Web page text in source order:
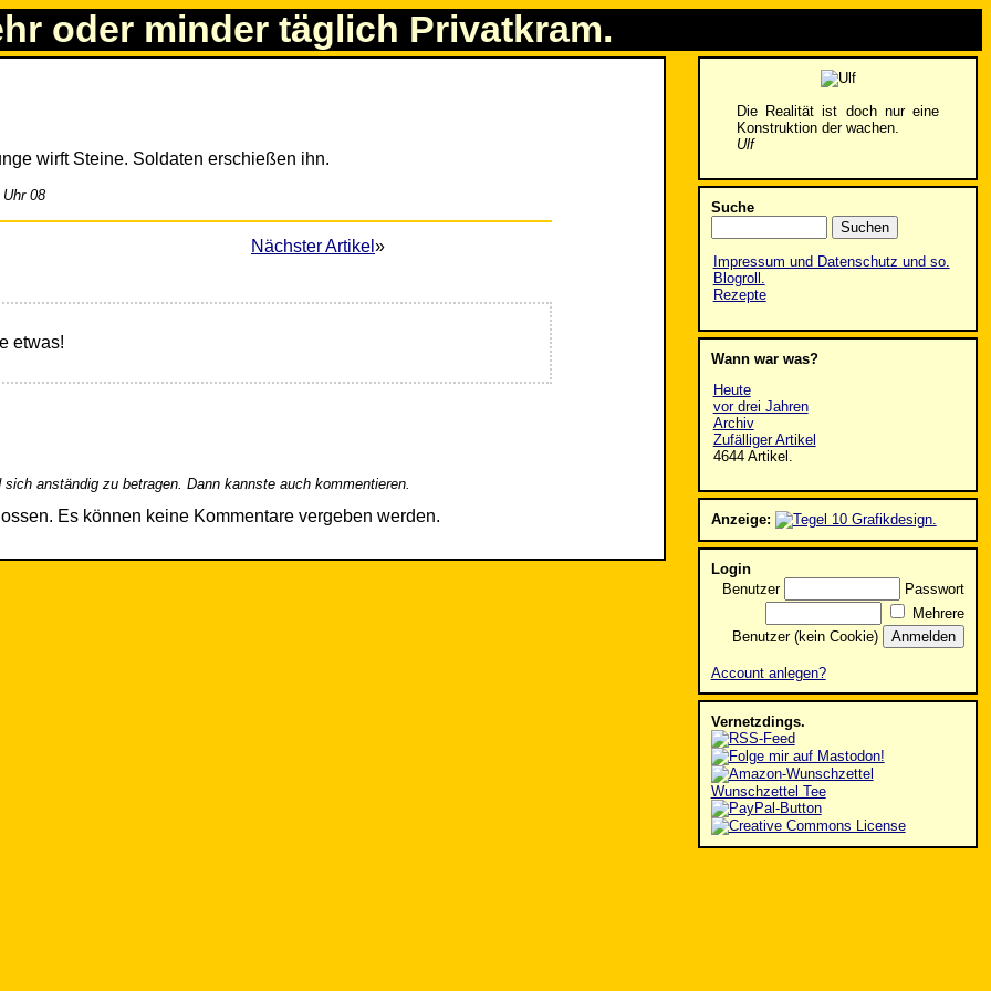
oder minder täglich Privatkram.
wirft Steine. Soldaten erschießen ihn.
08
Nächster Artikel »
etwas!
sich anständig zu betragen. Dann kannste auch kommentieren.
Es können keine Kommentare vergeben werden.
Die Realität ist doch nur eine
Konstruktion der wachen.
Ulf
Suche
Impressum und Datenschutz und so.
Blogroll.
Rezepte
Wann war was?
Heute
vor drei Jahren
Archiv
Zufälliger Artikel
4644 Artikel.
Anzeige:
Login
Benutzer
Passwort
Mehrere
Benutzer (kein Cookie)
Account anlegen?
Vernetzdings.
Wunschzettel Tee